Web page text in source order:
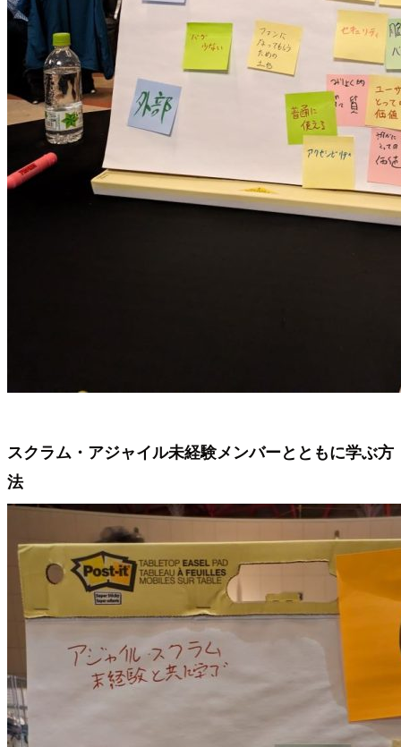
スクラム・アジャイル未経験メンバーとともに学ぶ方
法